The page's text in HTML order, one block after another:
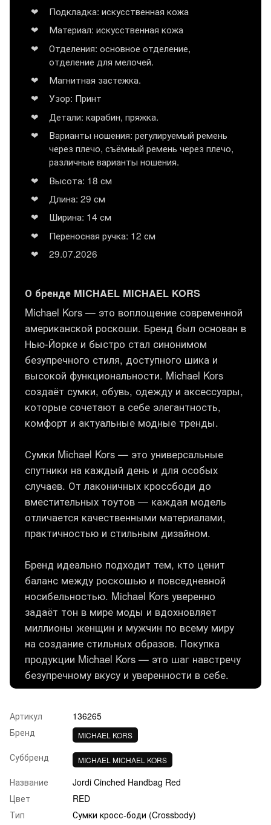
Подкладка: искусственная кожа
Материал: искусственная кожа
Отделения: основное отделение,
отделение для мелочей.
Магнитная застежка.
Узор: Принт
Детали: карабин, пряжка.
Варианты ношения: регулируемый ремень
через плечо, съёмный ремень через плечо,
различные варианты ношения.
Высота: 18 см
Длина: 29 см
Ширина: 14 см
Переносная ручка: 12 см
29.07.2026
О бренде MICHAEL MICHAEL KORS
Michael Kors — это воплощение современной
американской роскоши. Бренд был основан в
Нью-Йорке и быстро стал синонимом
безупречного стиля, доступного шика и
высокой функциональности. Michael Kors
создаёт сумки, обувь, одежду и аксессуары,
которые сочетают в себе элегантность,
комфорт и актуальные модные тренды.
Сумки Michael Kors — это универсальные
спутники на каждый день и для особых
случаев. От лаконичных кроссбоди до
вместительных тоутов — каждая модель
отличается качественными материалами,
практичностью и стильным дизайном.
Бренд идеально подходит тем, кто ценит
баланс между роскошью и повседневной
носибельностью. Michael Kors уверенно
задаёт тон в мире моды и вдохновляет
миллионы женщин и мужчин по всему миру
на создание стильных образов. Покупка
продукции Michael Kors — это шаг навстречу
безупречному вкусу и уверенности в себе.
Артикул
136265
Бренд
MICHAEL KORS
Суббренд MICHAEL MICHAEL KORS
Название
Jordi Cinched Handbag Red
Цвет
RED
Тип
Сумки кросс-боди (Crossbody)